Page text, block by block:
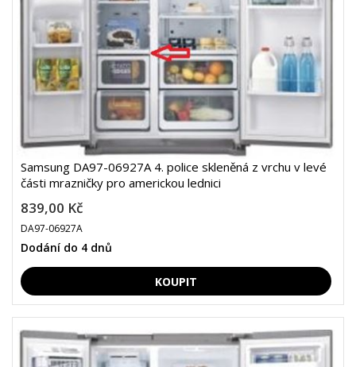
Samsung DA97-06927A 4. police skleněná z vrchu v levé
části mrazničky pro americkou lednici
839,00 Kč
DA97-06927A
Dodání do 4 dnů